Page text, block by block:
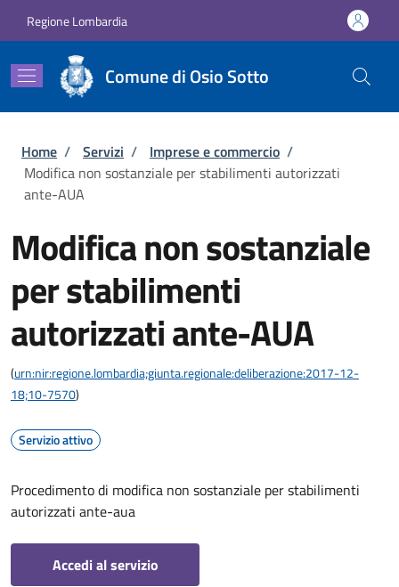
Regione Lombardia
Comune di Osio Sotto
Briciole di pane
Home / Servizi / Imprese e commercio /
Modifica non sostanziale per stabilimenti autorizzati
ante-AUA
Modifica non sostanziale
per stabilimenti
autorizzati ante-AUA
(urn:nir:regione.lombardia;giunta.regionale:deliberazione:2017-12-
18;10-7570)
Servizio attivo
Procedimento di modifica non sostanziale per stabilimenti
autorizzati ante-aua
Accedi al servizio